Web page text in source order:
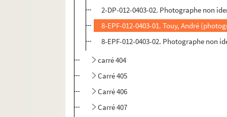
2-DP-012-0403-02. Photographe non
8-EPF-012-0403-01. Touy, André
8-EPF-012-0403-02. Photographe non
carré 404
Carré 405
Carré 406
Carré 407